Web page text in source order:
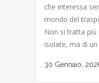
che interessa
mondo del
Non si tratta più
isolate, ma di un
30 Gennaio,